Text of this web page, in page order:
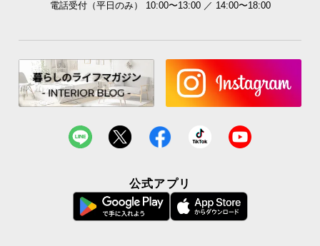
電話受付（平日のみ） 10:00〜13:00 ／ 14:00〜18:00
公式アプリ